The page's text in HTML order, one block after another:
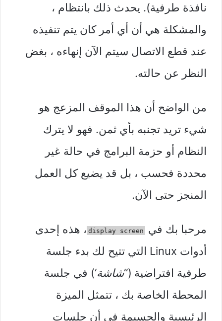
نافذة طرفية). يحدث ذلك بانتظام ،
والمشكلة هي أن أي أمر كان يتم تنفيذه
عند قطع الاتصال سيتم الآن إنهاءه ، بغض
النظر عن حالته.
من الواضح أن هذا الموقف المزعج هو
شيء تريد تجنبه بأي ثمن. فهو لا يترك
النظام أو حزمة البرامج في حالة غير
محددة فحسب ، بل قد يضيع كل العمل
المنجز حتى الآن.
مرحبا بك في display screen ، هذه إحدى
أدوات Linux التي تتيح لك بدء جلسة
طرفية افتراضية (“شاشة‘) في جلسة
المحطة الخاصة بك ، تتمثل الميزة
الرئيسية والجسيمة في أن جلسات